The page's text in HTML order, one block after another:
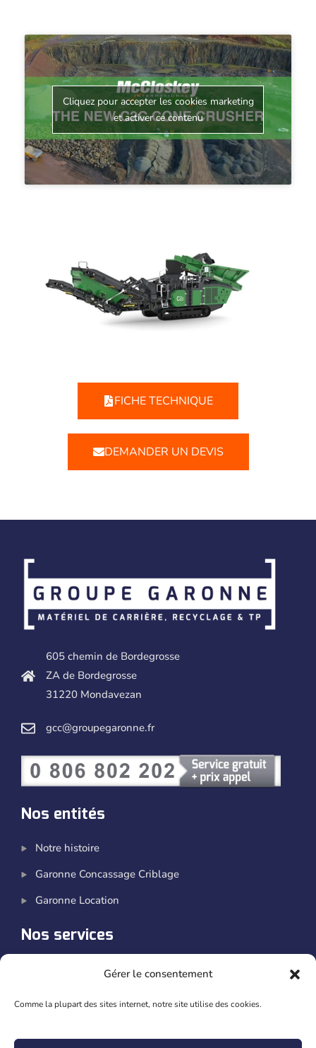
Gérer le consentement
Comme la plupart des sites internet, notre site utilise des cookies.
Cliquez pour accepter les cookies marketing
et activer ce contenu
FICHE TECHNIQUE
DEMANDER UN DEVIS
605 chemin de Bordegrosse
ZA de Bordegrosse
31220 Mondavezan
gcc@groupegaronne.fr
Nos entités
Notre histoire
Garonne Concassage Criblage
Garonne Location
Nos services
Aller plus loin